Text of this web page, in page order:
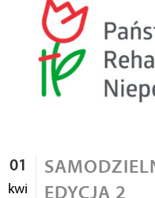
01
kwi